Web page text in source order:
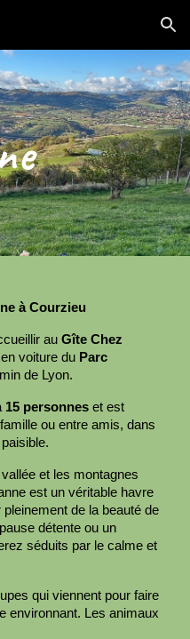
Skip to navigation
à Courzieu
auGîte Chez
voiture du Parc
de Lyon.
15 personnes et est
ou entre amis, dans
et les montagnes
est un véritable havre
de la beauté de
détente ou un
séduits par le calme et
qui viennent pour faire
environnant. Les animaux